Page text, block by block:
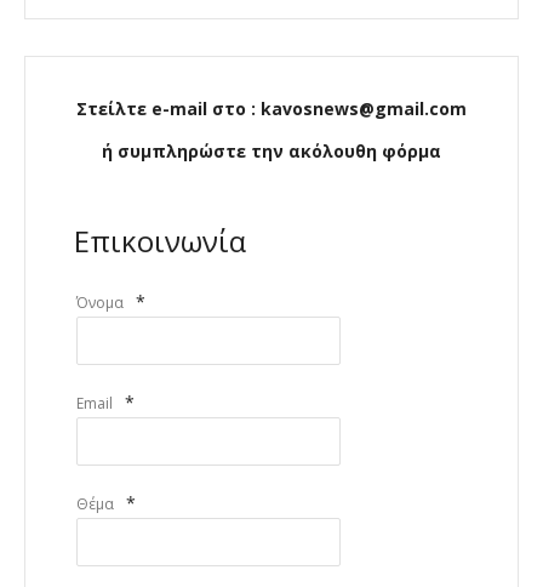
Στείλτε e-mail στο : kavosnews@gmail.com
ή συμπληρώστε την ακόλουθη φόρμα
Επικοινωνία
Όνομα *
Email *
Θέμα *